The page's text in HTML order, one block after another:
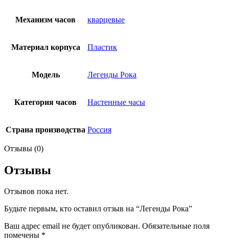
Механизм часов кварцевые
Материал корпуса Пластик
Модель Легенды Рока
Категория часов Настенные часы
Страна производства Россия
Отзывы (0)
Отзывы
Отзывов пока нет.
Будьте первым, кто оставил отзыв на “Легенды Рока”
Ваш адрес email не будет опубликован. Обязательные поля
помечены *